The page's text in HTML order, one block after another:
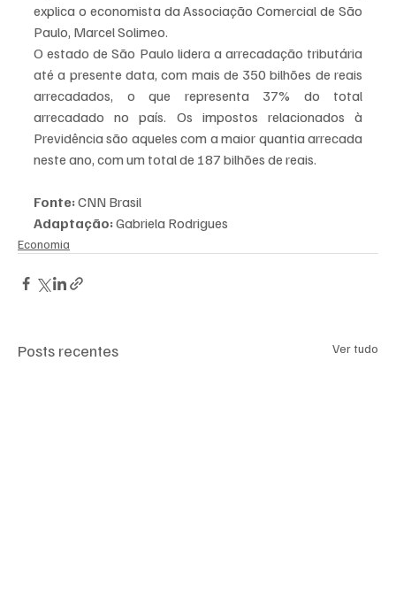
explica o economista da Associação Comercial de São
Paulo, Marcel Solimeo.
O estado de São Paulo lidera a arrecadação tributária
até a presente data, com mais de 350 bilhões de reais
arrecadados, o que representa 37% do total
arrecadado no país. Os impostos relacionados à
Previdência são aqueles com a maior quantia arrecada
neste ano, com um total de 187 bilhões de reais.
Fonte: CNN Brasil
Adaptação: Gabriela Rodrigues
Economia
Posts recentes Ver tudo